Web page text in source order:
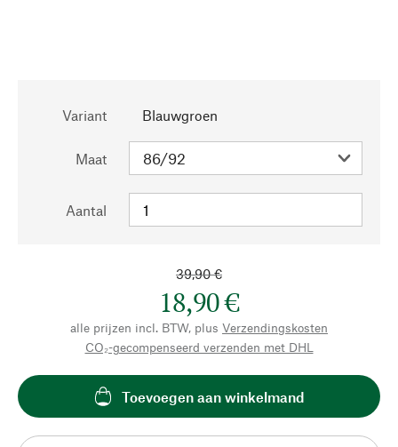
Variant Blauwgroen
Maat
Aantal
39,90 €
18,90 €
alle prijzen incl. BTW, plus Verzendingskosten
CO₂-gecompenseerd verzenden met DHL
Toevoegen aan winkelmand